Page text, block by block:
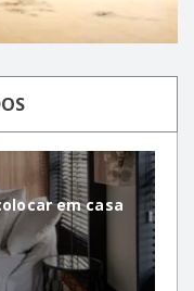
em casa